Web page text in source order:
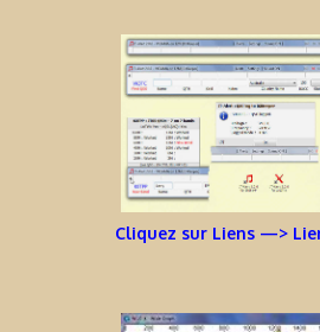
Cliquez sur Liens —>